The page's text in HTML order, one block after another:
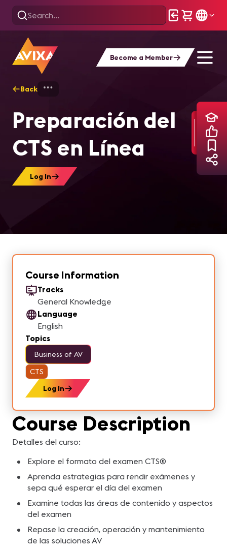
Become a Member
Back
Preparación del
CTS en Línea
Log In
Course Description
Detalles del curso:
Explore el formato del examen CTS®
Aprenda estrategias para rendir exámenes y
sepa qué esperar el día del examen
Examine todas las áreas de contenido y aspectos
del examen
Repase la creación, operación y mantenimiento
de las soluciones AV
Course Information
Tracks
General Knowledge
Language
English
Topics
Business of AV
CTS
Log In